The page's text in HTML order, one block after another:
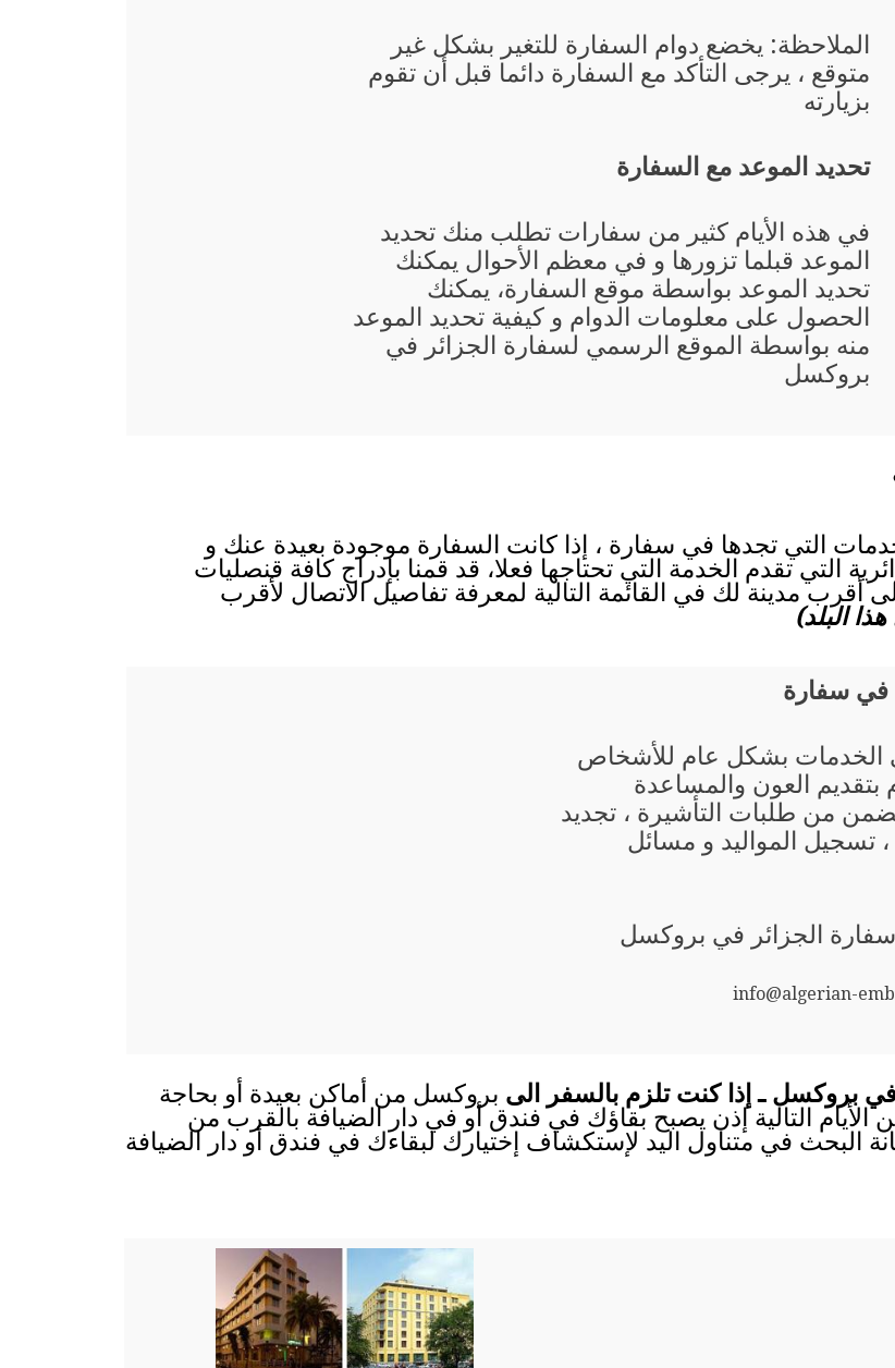
الملاحظة: يخضع دوام السفارة للتغير بشكل غير
متوقع ، يرجى التأكد مع السفارة دائما قبل أن تقوم
بزيارته
تحديد الموعد مع السفارة
في هذه الأيام كثير من سفارات تطلب منك تحديد
الموعد قبلما تزورها و في معظم الأحوال يمكنك
تحديد الموعد بواسطة موقع السفارة، يمكنك
الحصول على معلومات الدوام و كيفية تحديد الموعد
منه بواسطة الموقع الرسمي لسفارة الجزائر في
بروكسل
التي تجدها في سفارة ، إذا كانت السفارة موجودة بعيدة عنك و
التي تقدم الخدمة التي تحتاجها فعلا، قد قمنا بإدراج كافة قنصليات
أقرب مدينة لك في القائمة التالية لمعرفة تفاصيل الاتصال لأقرب
البلد)
في سفارة
الخدمات بشكل عام للأشخاص
بتقديم العون والمساعدة
من طلبات التأشيرة ، تجديد
، تسجيل المواليد و مسائل
سفارة الجزائر في بروكسل
info@algerian-
بروكسل ـ إذا كنت تلزم بالسفر الى بروكسل من أماكن بعيدة أو بحاجة
الأيام التالية إذن يصبح بقاؤك في فندق أو في دار الضيافة بالقرب من
البحث في متناول اليد لإستكشاف إختيارك لبقاءك في فندق أو دار الضيافة